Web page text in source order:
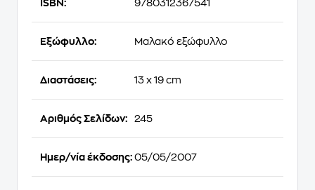
ISBN: 9780312367541
Εξώφυλλο: Μαλακό εξώφυλλο
Διαστάσεις: 13 x 19 cm
Αριθμός Σελίδων: 245
Ημερ/νία έκδοσης: 05/05/2007